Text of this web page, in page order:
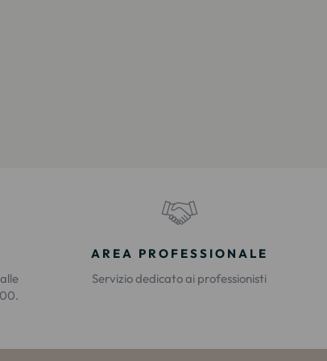
AREA PROFESSIONALE
Servizio dedicato ai professionisti